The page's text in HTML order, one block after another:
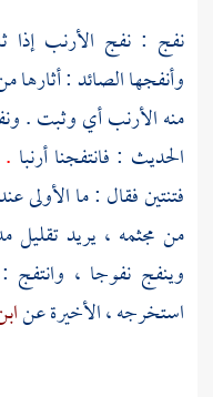
نفج : نفج الأرنب
وأنفجها الصائد :
منه الأرنب أي وثبت .
الحديث : فانتفجنا أرنبا .
فتنتين فقال : ما الأولى
من مجثمه ، يريد تقليل
وينفج نفوجا ،
استخرجه ، الأخيرة عن